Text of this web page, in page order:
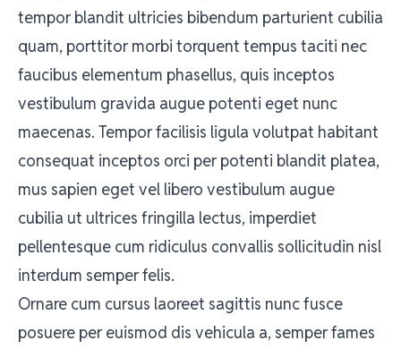
tempor blandit ultricies bibendum parturient cubilia
quam, porttitor morbi torquent tempus taciti nec
faucibus elementum phasellus, quis inceptos
vestibulum gravida augue potenti eget nunc
maecenas. Tempor facilisis ligula volutpat habitant
consequat inceptos orci per potenti blandit platea,
mus sapien eget vel libero vestibulum augue
cubilia ut ultrices fringilla lectus, imperdiet
pellentesque cum ridiculus convallis sollicitudin nisl
interdum semper felis.
Ornare cum cursus laoreet sagittis nunc fusce
posuere per euismod dis vehicula a, semper fames